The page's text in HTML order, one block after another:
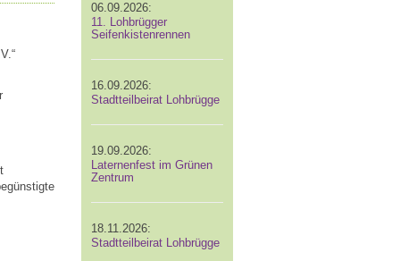
06.09.2026:
11. Lohbrügger
Seifenkistenrennen
16.09.2026:
Stadtteilbeirat Lohbrügge
19.09.2026:
Laternenfest im Grünen
Zentrum
18.11.2026:
Stadtteilbeirat Lohbrügge